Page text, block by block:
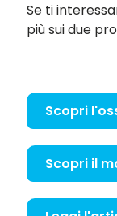
Se ti
più sui due
Scopri
Scopri il